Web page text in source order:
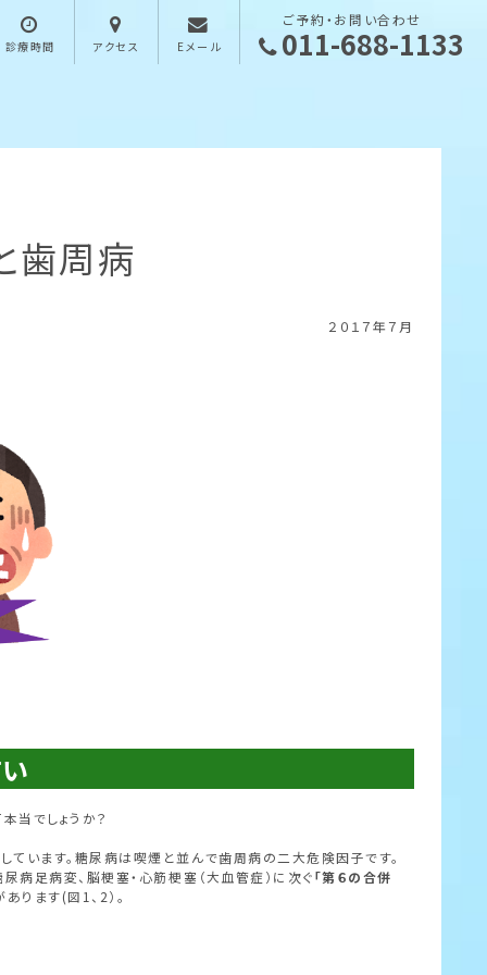
診療時間 アクセス Eメール
ご予約・お問い合わせ
011-688-1133
歯周病
２０１７年７月
本当でしょうか？
ます。糖尿病は喫煙と並んで歯周病の二大危険因子です。
病足病変、脳梗塞・心筋梗塞（大血管症）に次ぐ「第６の合併
ります(図1、2）。